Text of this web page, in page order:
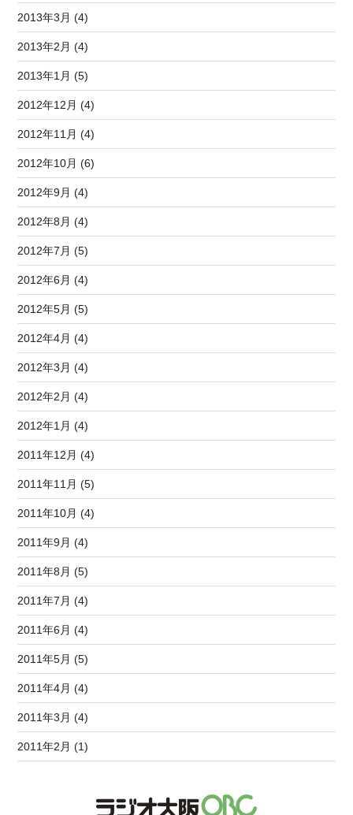
2013年3月 (4)
2013年2月 (4)
2013年1月 (5)
2012年12月 (4)
2012年11月 (4)
2012年10月 (6)
2012年9月 (4)
2012年8月 (4)
2012年7月 (5)
2012年6月 (4)
2012年5月 (5)
2012年4月 (4)
2012年3月 (4)
2012年2月 (4)
2012年1月 (4)
2011年12月 (4)
2011年11月 (5)
2011年10月 (4)
2011年9月 (4)
2011年8月 (5)
2011年7月 (4)
2011年6月 (4)
2011年5月 (5)
2011年4月 (4)
2011年3月 (4)
2011年2月 (1)